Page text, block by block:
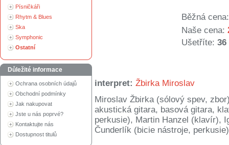
Písničkáři
Rhytm & Blues
Ska
Symphonic
Ostatní
Důležité informace
Ochrana osobních údajů
Obchodní podmínky
Jak nakupovat
Jste u nás poprvé?
Kontaktujte nás
Dostupnost titulů
Běžná cena:
Naše cena:
Ušetříte: 36
interpret: Žbirka Miroslav
Miroslav Žbirka (sólový spev,
akustická gitara, basová gitara,
perkusie), Martin Hanzel (klavír),
Čunderlík (bicie nástroje,